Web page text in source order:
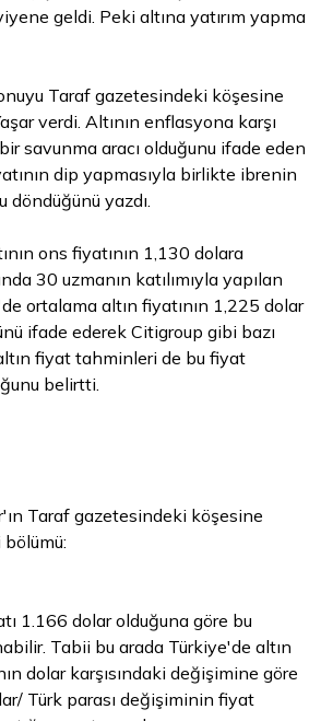
geldi. Peki altına yatırım yapma
Taraf gazetesindeki köşesine
verdi. Altının enflasyona karşı
bir savunma aracı olduğunu ifade eden
dip yapmasıyla birlikte ibrenin
döndüğünü yazdı.
ons fiyatının 1,130 dolara
30 uzmanın katılımıyla yapılan
ortalama altın fiyatının 1,225 dolar
ifade ederek Citigroup gibi bazı
fiyat tahminleri de bu fiyat
belirtti.
Taraf gazetesindeki köşesine
bölümü:
1.166 dolar olduğuna göre bu
Tabii bu arada Türkiye'de altın
dolar karşısındaki değişimine göre
Türk parası değişiminin fiyat